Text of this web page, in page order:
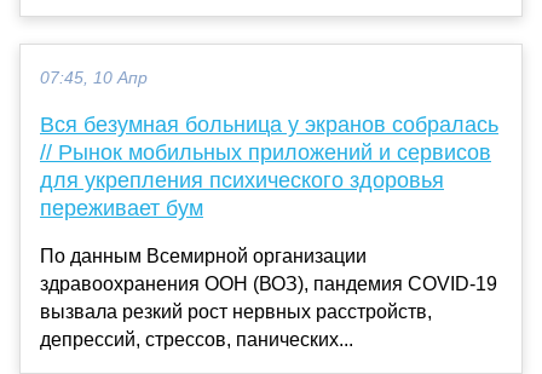
07:45, 10 Апр
Вся безумная больница у экранов собралась
// Рынок мобильных приложений и сервисов
для укрепления психического здоровья
переживает бум
По данным Всемирной организации
здравоохранения ООН (ВОЗ), пандемия COVID-19
вызвала резкий рост нервных расстройств,
депрессий, стрессов, панических...